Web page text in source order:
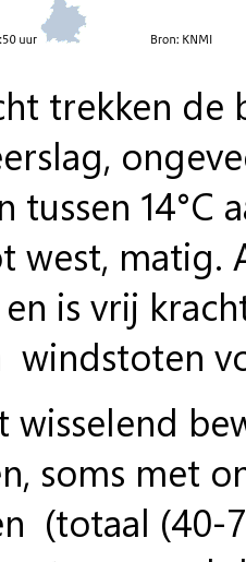
trekken de
tussen 14°C
west,
is vrij
windstoten
wisselend
soms met
(totaal (40-